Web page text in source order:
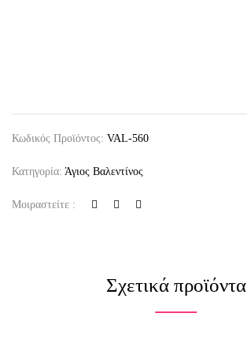
Κωδικός Προϊόντος: VAL-560
Κατηγορία: Άγιος Βαλεντίνος
Μοιραστείτε :
Σχετικά προϊόντα